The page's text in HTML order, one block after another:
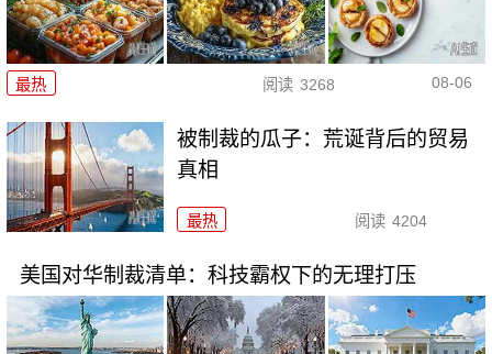
最热 阅读 3268 08-06
被制裁的瓜子：荒诞背后的贸易
真相
最热 阅读 4204
美国对华制裁清单：科技霸权下的无理打压